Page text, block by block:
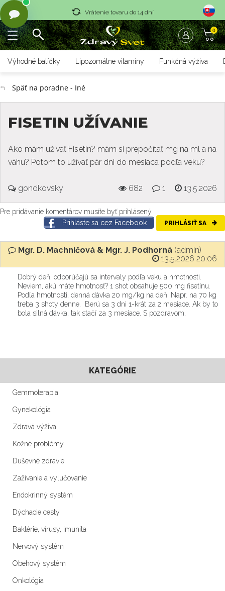
Vrátenie tovaru do 14 dní
Rýchle dodanie <36 hod 0
Výhodné balíčky Lipozomálne vitamíny Funkčná výživa
Späť na poradne - Iné
FISETIN UŽÍVANIE
Ako mám užívať Fisetin? mám si prepočítať mg na ml a na
váhu? Potom to užívať pár dni do mesiaca podľa veku?
gondkovsky 682 1 13.5.2026
Pre pridávanie komentárov musíte byť prihlásený.
Prihláste sa cez Facebook
PRIHLÁSIŤ SA
Mgr. D. Machničová & Mgr. J. Podhorná (admin)
13.5.2026 20:06
Dobrý deň, odporúčajú sa intervaly podľa veku a hmotnosti.
Neviem, akú máte hmotnosť? 1 shot obsahuje 500 mg fisetínu.
Podľa hmotnosti, denná dávka 20 mg/kg na deň. Napr. na 70 kg
treba 3 shoty denne. Berú sa 3 dni 1-krát za 2 mesiace. Ak by to
bola silná dávka, tak stačí za 3 mesiace. S pozdravom,
KATEGÓRIE
Gemmoterapia
Gynekológia
Zdravá výživa
Kožné problémy
Duševné zdravie
Zažívanie a vylučovanie
Endokrinný systém
Dýchacie cesty
Baktérie, vírusy, imunita
Nervový systém
Obehový systém
Onkológia